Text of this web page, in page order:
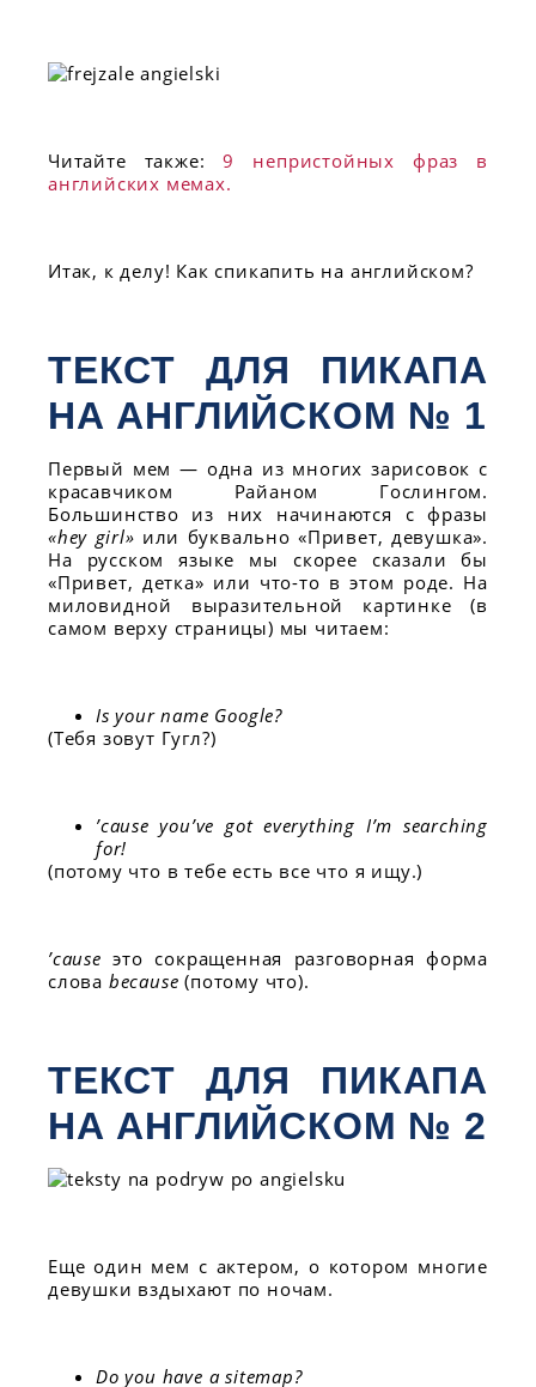
Читайте также:9 непристойных фраз в
английских мемах.
Итак, к делу! Как спикапить на английском?
ТЕКСТ ДЛЯ ПИКАПА
НА АНГЛИЙСКОМ № 1
Первый мем — одна из многих зарисовок с
красавчиком Райаном Гослингом.
Большинство из них начинаются с фразы
«hey girl» или буквально «Привет, девушка».
На русском языке мы скорее сказали бы
«Привет, детка» или что-то в этом роде. На
миловидной выразительной картинке (в
самом верху страницы) мы читаем:
Is your name Google?
(Тебя зовут Гугл?)
’cause you’ve got everything I’m searching
for!
(потому что в тебе есть все что я ищу.)
’cause это сокращенная разговорная форма
слова because (потому что).
ТЕКСТ ДЛЯ ПИКАПА
НА АНГЛИЙСКОМ № 2
Еще один мем с актером, о котором многие
девушки вздыхают по ночам.
Do you have a sitemap?